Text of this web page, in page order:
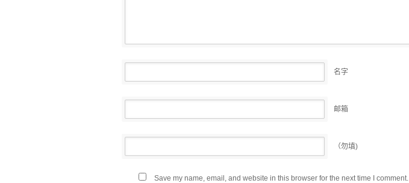
名字
邮箱
（勿填)
Save my name, email, and website in this browser for the next time I comment.